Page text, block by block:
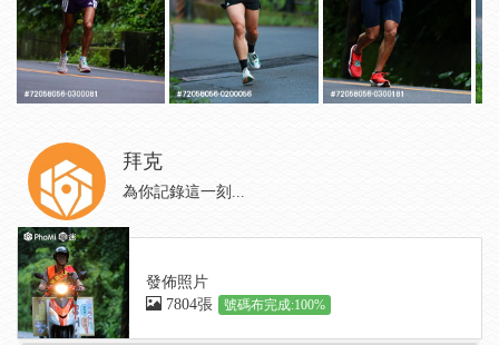
拜克
為你記錄這一刻...
發佈照片
7804張
號碼布完成:100%